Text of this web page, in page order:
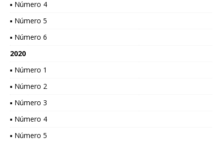
▪ Número 4
▪ Número 5
▪ Número 6
2020
▪ Número 1
▪ Número 2
▪ Número 3
▪ Número 4
▪ Número 5